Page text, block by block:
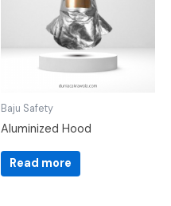
Baju Safety
Aluminized Hood
Read more